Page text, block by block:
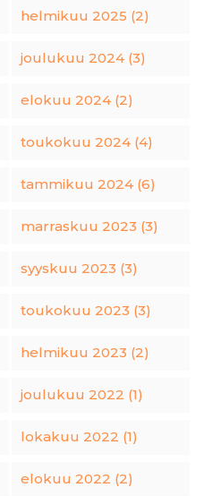
helmikuu 2025 (2)
joulukuu 2024 (3)
elokuu 2024 (2)
toukokuu 2024 (4)
tammikuu 2024 (6)
marraskuu 2023 (3)
syyskuu 2023 (3)
toukokuu 2023 (3)
helmikuu 2023 (2)
joulukuu 2022 (1)
lokakuu 2022 (1)
elokuu 2022 (2)